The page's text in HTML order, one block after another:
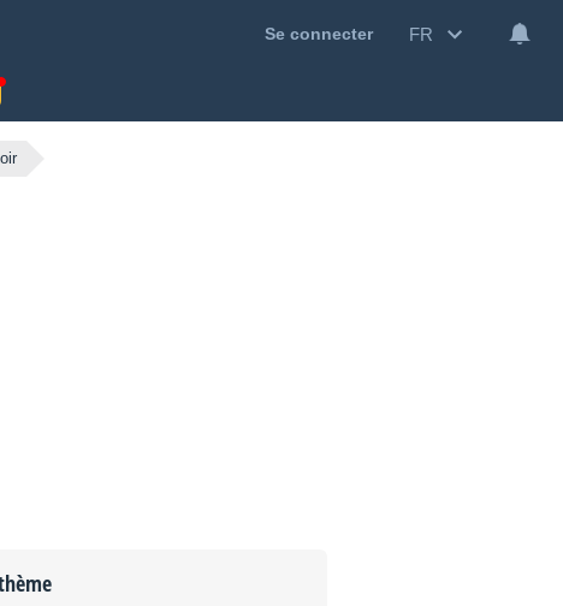
Se connecter FR